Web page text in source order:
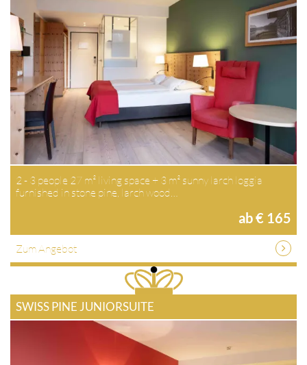
2 - 3 people 27 m² living space + 3 m² sunny larch loggia
furnished in stone pine, larch wood…
ab € 165
Zum Angebot
SWISS PINE JUNIORSUITE